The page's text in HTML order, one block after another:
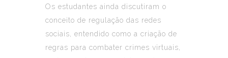
Os estudantes ainda discutiram o
conceito de regulação das redes
sociais, entendido como a criação de
regras para combater crimes virtuais,